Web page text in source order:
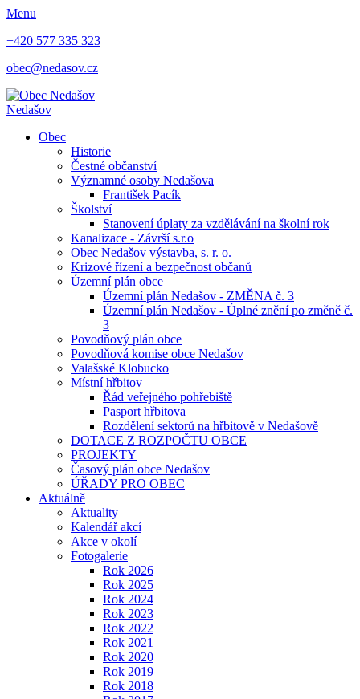
Menu
+420 577 335 323
obec@nedasov.cz
Nedašov
Obec
Historie
Čestné občanství
Významné osoby Nedašova
František Pacík
Školství
Stanovení úplaty za vzdělávání na školní rok
Kanalizace - Závrší s.r.o
Obec Nedašov výstavba, s. r. o.
Krizové řízení a bezpečnost občanů
Územní plán obce
Územní plán Nedašov - ZMĚNA č. 3
Územní plán Nedašov - Úplné znění po změně č.
3
Povodňový plán obce
Povodňová komise obce Nedašov
Valašské Klobucko
Místní hřbitov
Řád veřejného pohřebiště
Pasport hřbitova
Rozdělení sektorů na hřbitově v Nedašově
DOTACE Z ROZPOČTU OBCE
PROJEKTY
Časový plán obce Nedašov
ÚŘADY PRO OBEC
Aktuálně
Aktuality
Kalendář akcí
Akce v okolí
Fotogalerie
Rok 2026
Rok 2025
Rok 2024
Rok 2023
Rok 2022
Rok 2021
Rok 2020
Rok 2019
Rok 2018